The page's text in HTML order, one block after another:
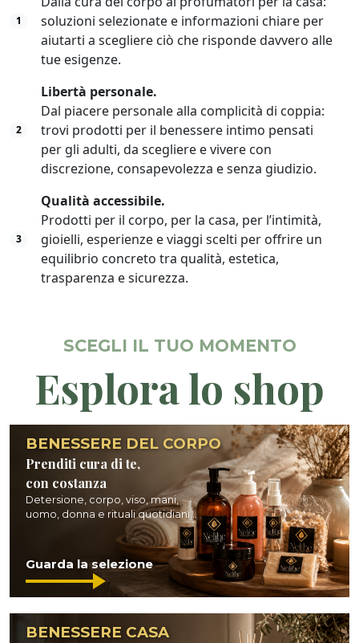
1
soluzioni selezionate e informazioni chiare per
aiutarti a scegliere ciò che risponde davvero alle
tue esigenze.
2
Libertà personale.
Dal piacere personale alla complicità di coppia:
trovi prodotti per il benessere intimo pensati
per gli adulti, da scegliere e vivere con
discrezione, consapevolezza e senza giudizio.
3
Qualità accessibile.
Prodotti per il corpo, per la casa, per l’intimità,
gioielli, esperienze e viaggi scelti per offrire un
equilibrio concreto tra qualità, estetica,
trasparenza e sicurezza.
SCEGLI IL TUO MOMENTO
Esplora lo shop
BENESSERE DEL CORPO
Prenditi cura di te,
con costanza
Detersione, corpo, viso, mani,
uomo, donna e rituali quotidiani...
Guarda la selezione
BENESSERE CASA